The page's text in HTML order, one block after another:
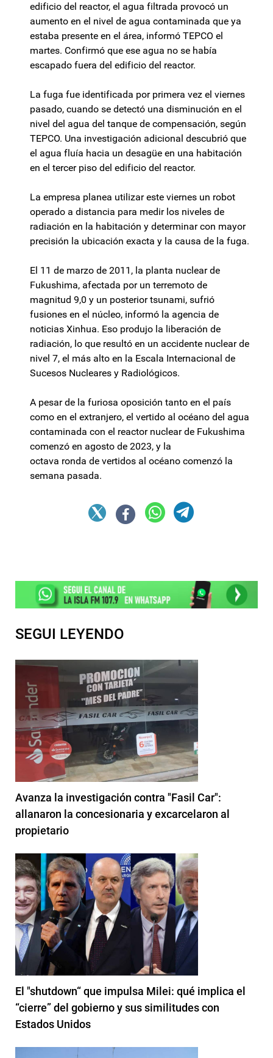
edificio del reactor, el agua filtrada provocó un
aumento en el nivel de agua contaminada que ya
estaba presente en el área, informó TEPCO el
martes. Confirmó que ese agua no se había
escapado fuera del edificio del reactor.
La fuga fue identificada por primera vez el viernes
pasado, cuando se detectó una disminución en el
nivel del agua del tanque de compensación, según
TEPCO. Una investigación adicional descubrió que
el agua fluía hacia un desagüe en una habitación
en el tercer piso del edificio del reactor.
La empresa planea utilizar este viernes un robot
operado a distancia para medir los niveles de
radiación en la habitación y determinar con mayor
precisión la ubicación exacta y la causa de la fuga.
El 11 de marzo de 2011, la planta nuclear de
Fukushima, afectada por un terremoto de
magnitud 9,0 y un posterior tsunami, sufrió
fusiones en el núcleo, informó la agencia de
noticias Xinhua. Eso produjo la liberación de
radiación, lo que resultó en un accidente nuclear de
nivel 7, el más alto en la Escala Internacional de
Sucesos Nucleares y Radiológicos.
A pesar de la furiosa oposición tanto en el país
como en el extranjero, el vertido al océano del agua
contaminada con el reactor nuclear de Fukushima
comenzó en agosto de 2023, y la
octava ronda de vertidos al océano comenzó la
semana pasada.
SEGUI LEYENDO
Avanza la investigación contra "Fasil Car":
allanaron la concesionaria y excarcelaron al
propietario
El "shutdown“ que impulsa Milei: qué implica el
“cierre” del gobierno y sus similitudes con
Estados Unidos